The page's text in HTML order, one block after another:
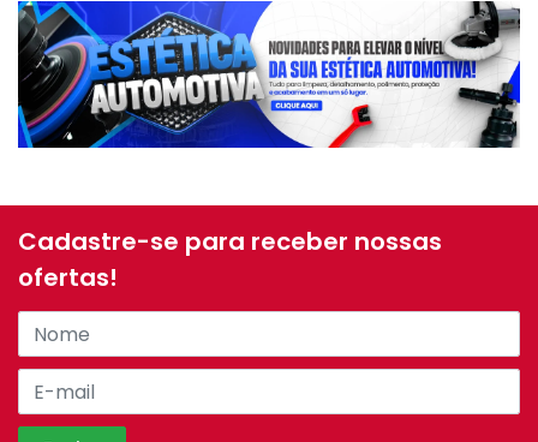
Cadastre-se para receber nossas
ofertas!